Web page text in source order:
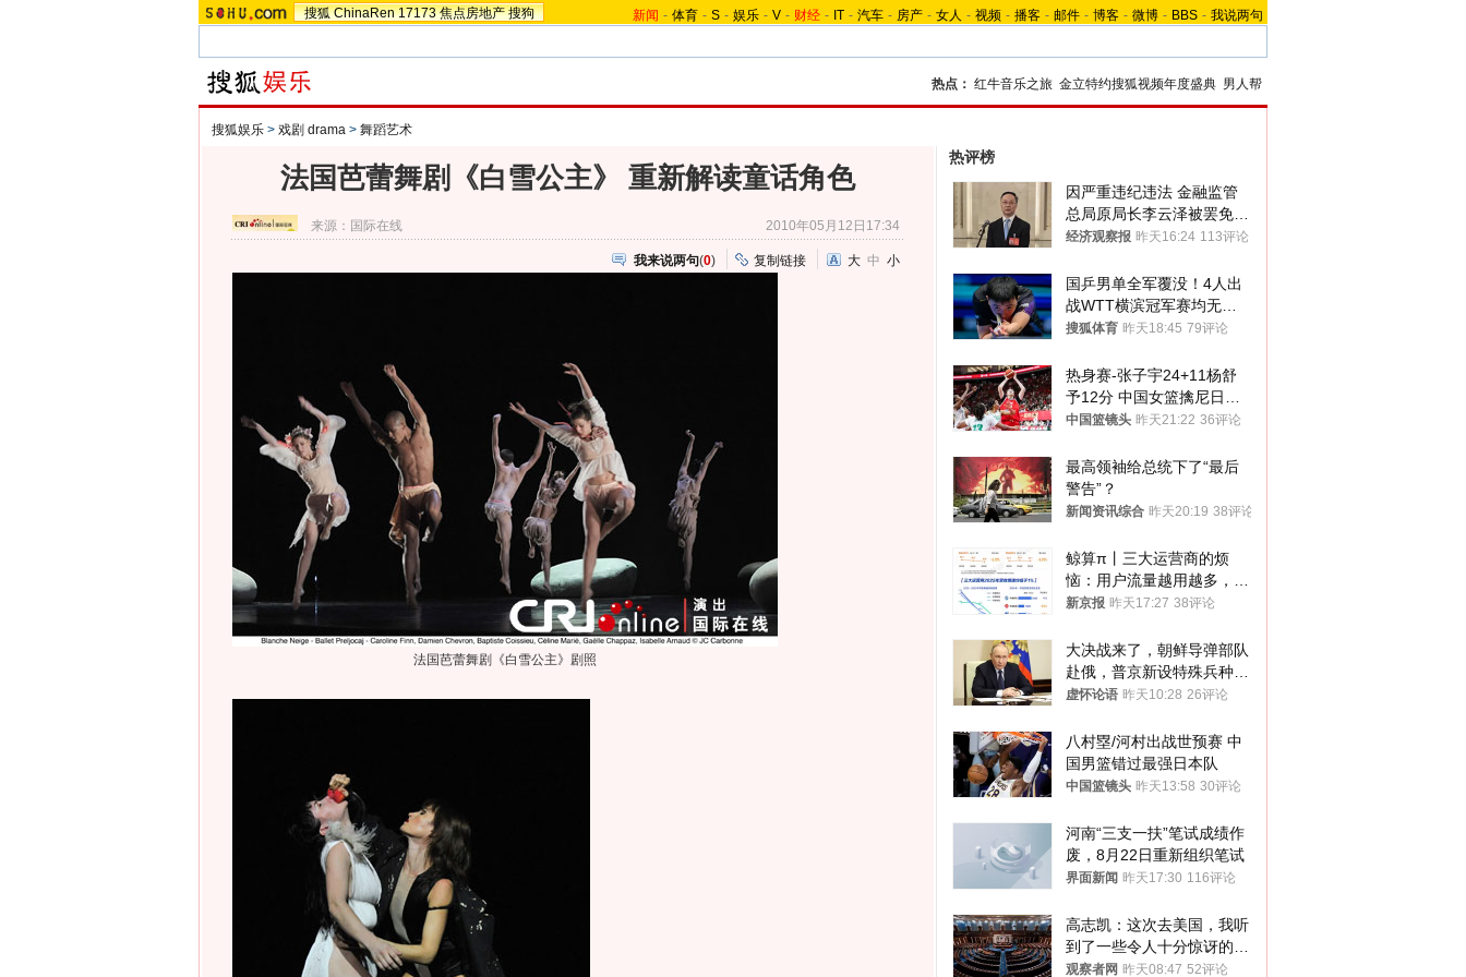
搜狐 ChinaRen 17173 焦点房地产 搜狗 新闻 - 体育 - S - 娱乐 - V - 财经 - IT - 汽车 - 房产 - 女人 - 视频 - 播客 - 邮件 - 博客 - 微博 - BBS - 我说两句
热点： 红牛音乐之旅 金立特约搜狐视频年度盛典 男人帮
搜狐娱乐 > 戏剧 drama > 舞蹈艺术
法国芭蕾舞剧《白雪公主》 重新解读童话角色
来源： 国际在线 2010年05月12日17:34
我来说两句(0) 复制链接 大 中 小
法国芭蕾舞剧《白雪公主》剧照
热评榜
因严重违纪违法 金融监管
总局原局长李云泽被罢免全
国人大代表
经济观察报 昨天16:24 113评论
国乒男单全军覆没！4人出
战WTT横滨冠军赛均无缘
八强
搜狐体育 昨天18:45 79评论
热身赛-张子宇24+11杨舒
予12分 中国女篮擒尼日利
亚
中国篮镜头 昨天21:22 36评论
最高领袖给总统下了“最后
警告”？
新闻资讯综合 昨天20:19 38评论
鲸算π丨三大运营商的烦
恼：用户流量越用越多，收
入却越来越少
新京报 昨天17:27 38评论
大决战来了，朝鲜导弹部队
赴俄，普京新设特殊兵种，
76岁老将扛旗
虚怀论语 昨天10:28 26评论
八村塁/河村出战世预赛 中
国男篮错过最强日本队
中国篮镜头 昨天13:58 30评论
河南“三支一扶”笔试成绩作
废，8月22日重新组织笔试
界面新闻 昨天17:30 116评论
高志凯：这次去美国，我听
到了一些令人十分惊讶的消
息
观察者网 昨天08:47 52评论